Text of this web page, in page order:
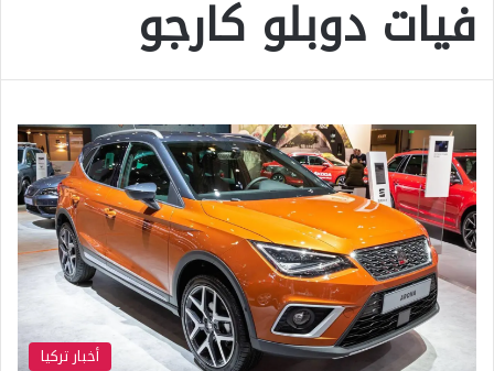
فيات دوبلو كارجو
أخبار تركيا